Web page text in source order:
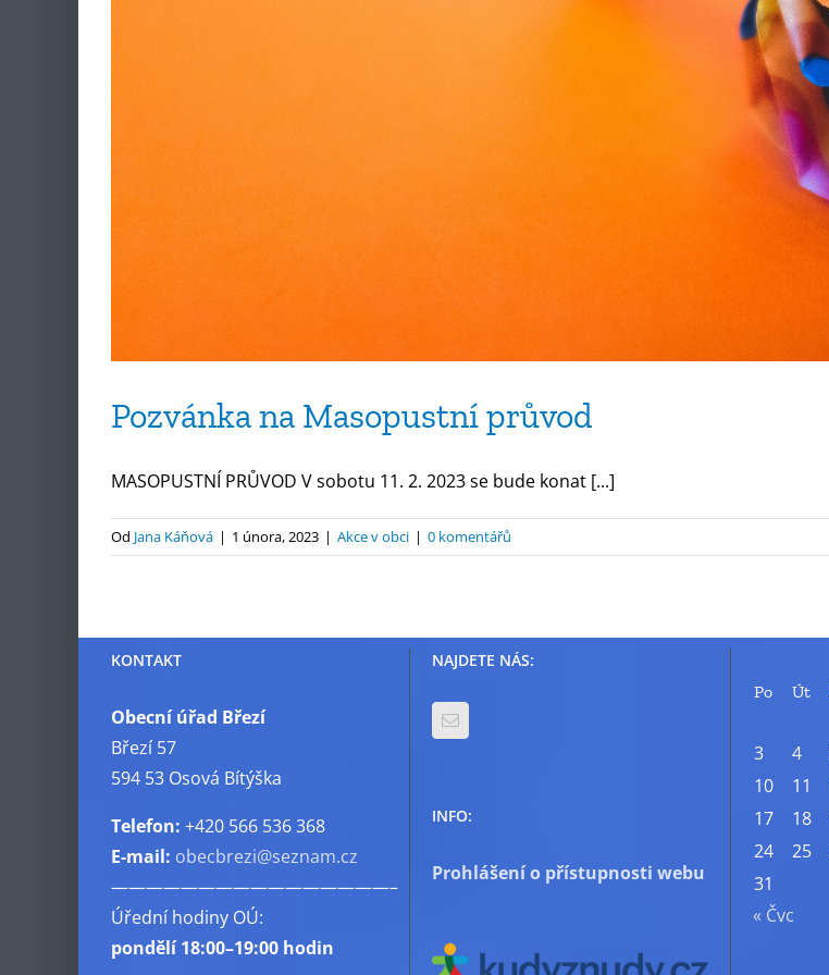
Pozvánka na Masopustní průvod
MASOPUSTNÍ PRŮVOD V sobotu 11. 2. 2023 se bude konat [...]
Od Jana Káňová | 1 února, 2023 | Akce v obci | 0 komentářů
KONTAKT
Obecní úřad Březí
Březí 57
594 53 Osová Bítýška
Telefon: +420 566 536 368
E-mail: obecbrezi@seznam.cz
————————————————–
Úřední hodiny OÚ:
pondělí18:00–19:00 hodin
NAJDETE NÁS:
INFO:
Prohlášení o přístupnosti webu
Po Út
3
4
10
11
17
18
24
25
31
« Čvc